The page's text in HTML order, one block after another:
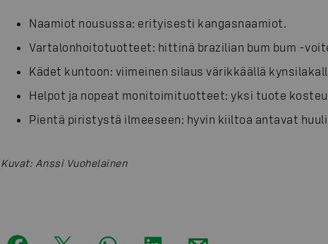
Naamiot nousussa: erityisesti kangasnaamiot.
Vartalonhoitotuotteet: hittinä brazilian bum bum -
Kädet kuntoon: viimeinen silaus värikkäällä
Helpot ja nopeat monitoimituotteet: yksi tuote
Pientä piristystä ilmeeseen: hyvin kiiltoa antavat
Kuvat: Anssi Vuohelainen